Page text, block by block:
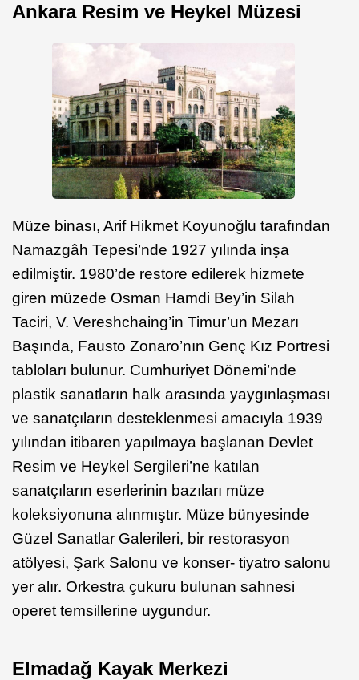
Ankara Resim ve Heykel Müzesi
Müze binası, Arif Hikmet Koyunoğlu tarafından
Namazgâh Tepesi’nde 1927 yılında inşa
edilmiştir. 1980’de restore edilerek hizmete
giren müzede Osman Hamdi Bey’in Silah
Taciri, V. Vereshchaing’in Timur’un Mezarı
Başında, Fausto Zonaro’nın Genç Kız Portresi
tabloları bulunur. Cumhuriyet Dönemi’nde
plastik sanatların halk arasında yaygınlaşması
ve sanatçıların desteklenmesi amacıyla 1939
yılından itibaren yapılmaya başlanan Devlet
Resim ve Heykel Sergileri’ne katılan
sanatçıların eserlerinin bazıları müze
koleksiyonuna alınmıştır. Müze bünyesinde
Güzel Sanatlar Galerileri, bir restorasyon
atölyesi, Şark Salonu ve konser- tiyatro salonu
yer alır. Orkestra çukuru bulunan sahnesi
operet temsillerine uygundur.
Elmadağ Kayak Merkezi